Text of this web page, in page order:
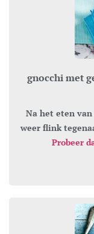
gnocchi met
Na het eten van deze overheerlijke gnocchi kun je er
weer flink
Probeer